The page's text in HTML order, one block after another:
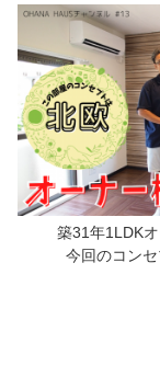
築31年1LDK
今回のコンセ